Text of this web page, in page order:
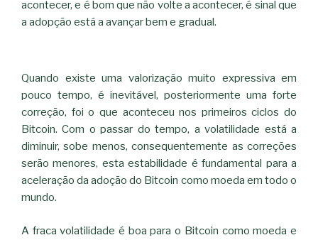
acontecer, e é bom que não volte a acontecer, é sinal que
a adopção está a avançar bem e gradual.
Quando existe uma valorização muito expressiva em
pouco tempo, é inevitável, posteriormente uma forte
correção, foi o que aconteceu nos primeiros ciclos do
Bitcoin. Com o passar do tempo, a volatilidade está a
diminuir, sobe menos, consequentemente as correções
serão menores, esta estabilidade é fundamental para a
aceleração da adoção do Bitcoin como moeda em todo o
mundo.
A fraca volatilidade é boa para o Bitcoin como moeda e